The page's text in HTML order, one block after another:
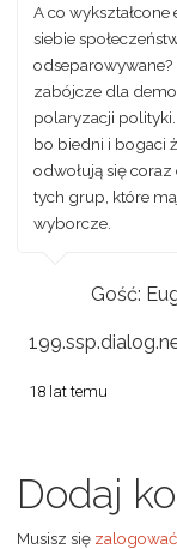
A co
siebie
zabójcze dla
polaryzacji polityki.
bo biedni i bogaci
odwołują się
tych grup, które
wyborcze.
Gość:
18 lat temu
Dodaj
Musisz się zalogować